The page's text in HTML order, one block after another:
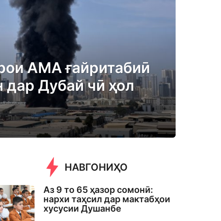
АМА ғайритабиӣ
дар Дубай чӣ ҳол
НАВГОНИҲО
Аз 9 то 65 ҳазор сомонӣ:
нархи таҳсил дар мактабҳои
хусусии Душанбе